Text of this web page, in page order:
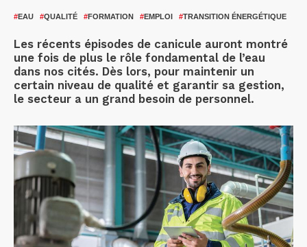
#EAU #QUALITÉ #FORMATION #EMPLOI #TRANSITION ÉNERGÉTIQUE
Les récents épisodes de canicule auront montré
une fois de plus le rôle fondamental de l’eau
dans nos cités. Dès lors, pour maintenir un
certain niveau de qualité et garantir sa gestion,
le secteur a un grand besoin de personnel.